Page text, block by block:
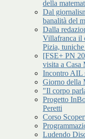
della
Dal
banalità del
Dalla
Villafranca il
Pizia,
[FSE+ PN
visita a Casa
Incontro AIL
Giorno della
"Il corpo
Progetto
Peretti
Corso
Ludendo